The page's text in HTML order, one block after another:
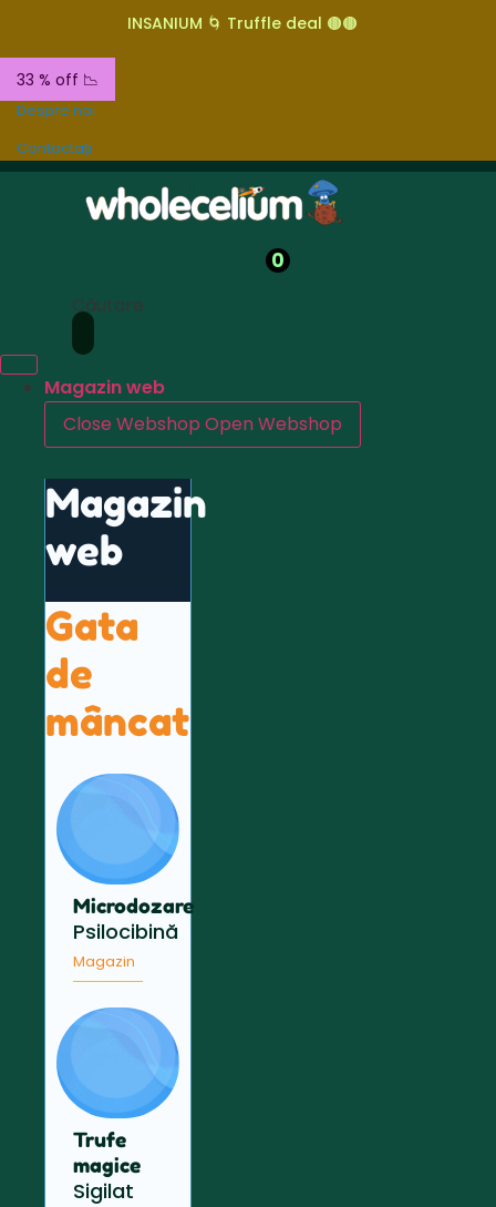
INSANIUM 🌀 Truffle deal 🟤🟤
33 % off 📉
Despre noi
Contactați
0
Căutare
Magazin web
Close Webshop Open Webshop
Magazin
web
Gata
de
mâncat
Microdozare
Psilocibină
Magazin
Trufe
magice
Sigilat